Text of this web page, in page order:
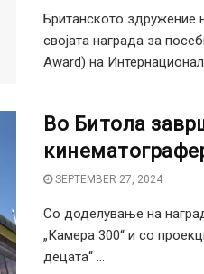
Британското здружение
својата награда за
Award) на
Во Битола
SEPTEMBER 27, 2024
Со доделување на
„Камера 300“ и со
децата“ ...